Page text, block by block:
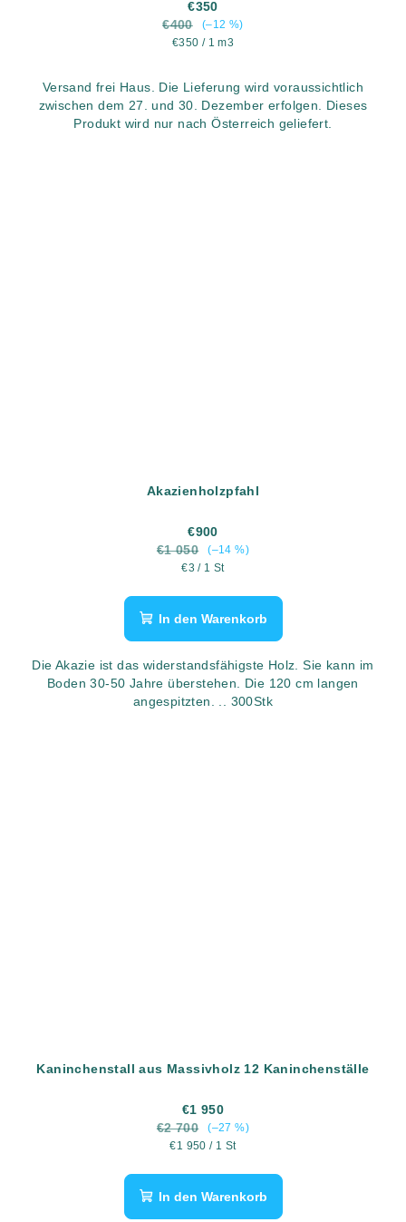
€350
€400
(–12 %)
Verkaufspreis:
€350 / 1 m3
Versand frei Haus. Die Lieferung wird voraussichtlich
zwischen dem 27. und 30. Dezember erfolgen. Dieses
Produkt wird nur nach Österreich geliefert.
Akazienholzpfahl
€900
€1 050
(–14 %)
Verkaufspreis:
€3 / 1 St
In den Warenkorb
Die Akazie ist das widerstandsfähigste Holz. Sie kann im
Boden 30-50 Jahre überstehen. Die 120 cm langen
angespitzten. .. 300Stk
Kaninchenstall aus Massivholz 12 Kaninchenställe
€1 950
€2 700
(–27 %)
Verkaufspreis:
€1 950 / 1 St
In den Warenkorb